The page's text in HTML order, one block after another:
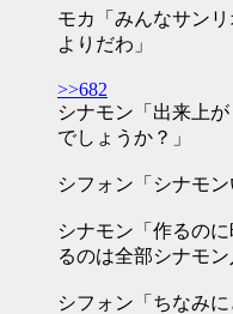
モカ「みんなサン
よりだわ」
>>682
シナモン「出来上
でしょうか？」
シフォン「シナモン
シナモン「作るの
るのは全部シナモン
シフォン「ちなみに